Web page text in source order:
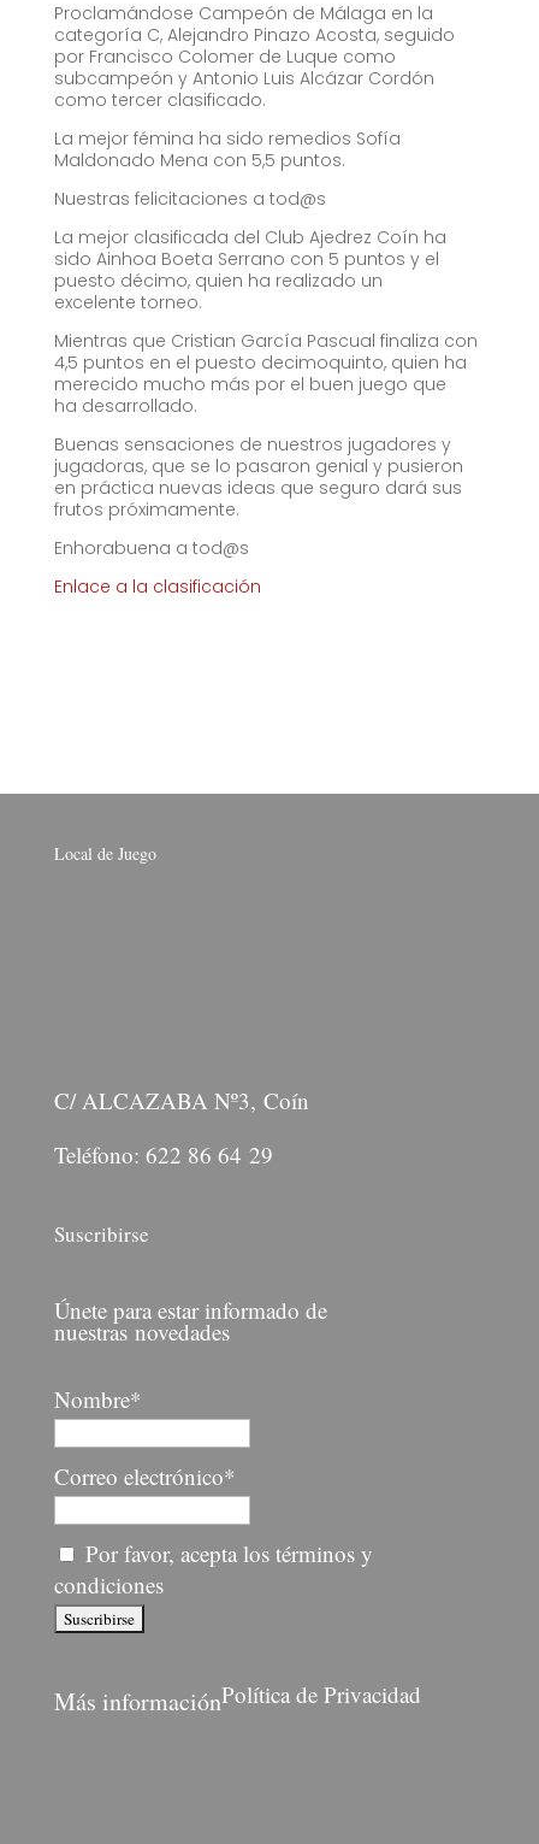
Proclamándose Campeón de Málaga en la
categoría C, Alejandro Pinazo Acosta, seguido
por Francisco Colomer de Luque como
subcampeón y Antonio Luis Alcázar Cordón
como tercer clasificado.
La mejor fémina ha sido remedios Sofía
Maldonado Mena con 5,5 puntos.
Nuestras felicitaciones a tod@s
La mejor clasificada del Club Ajedrez Coín ha
sido Ainhoa Boeta Serrano con 5 puntos y el
puesto décimo, quien ha realizado un
excelente torneo.
Mientras que Cristian García Pascual finaliza con
4,5 puntos en el puesto decimoquinto, quien ha
merecido mucho más por el buen juego que
ha desarrollado.
Buenas sensaciones de nuestros jugadores y
jugadoras, que se lo pasaron genial y pusieron
en práctica nuevas ideas que seguro dará sus
frutos próximamente.
Enhorabuena a tod@s
Enlace a la clasificación
Local de Juego
C/ ALCAZABA Nº3, Coín
Teléfono: 622 86 64 29
Suscribirse
Únete para estar informado de
nuestras novedades
Nombre*
Correo electrónico*
Por favor, acepta los términos y
condiciones
Más informaciónPolítica de Privacidad